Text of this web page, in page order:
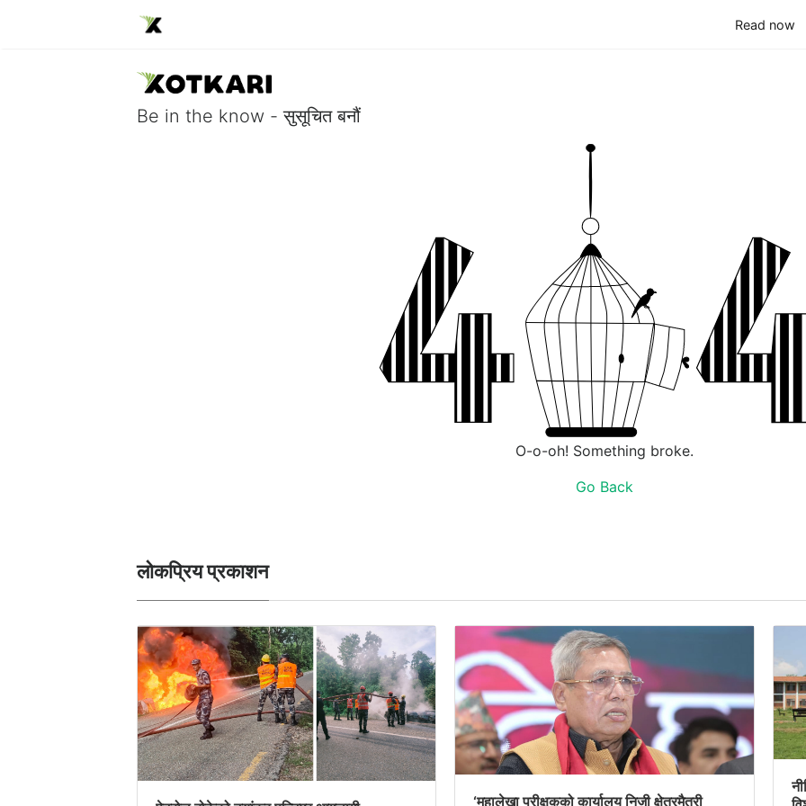
Read now
Be in the know - सुसूचित बनौं
O-o-oh! Something broke.
Go Back
लोकप्रिय प्रकाशन
‘महालेखा परीक्षकको कार्यालय निजी क्षेत्रमैत्री